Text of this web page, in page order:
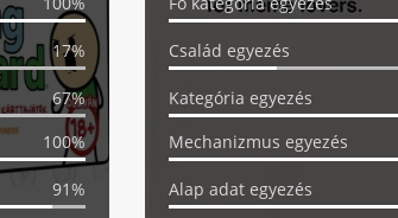
17%
67%
100%
91%
Család egyezés
Kategória egyezés
Mechanizmus egyezés
Alap adat egyezés